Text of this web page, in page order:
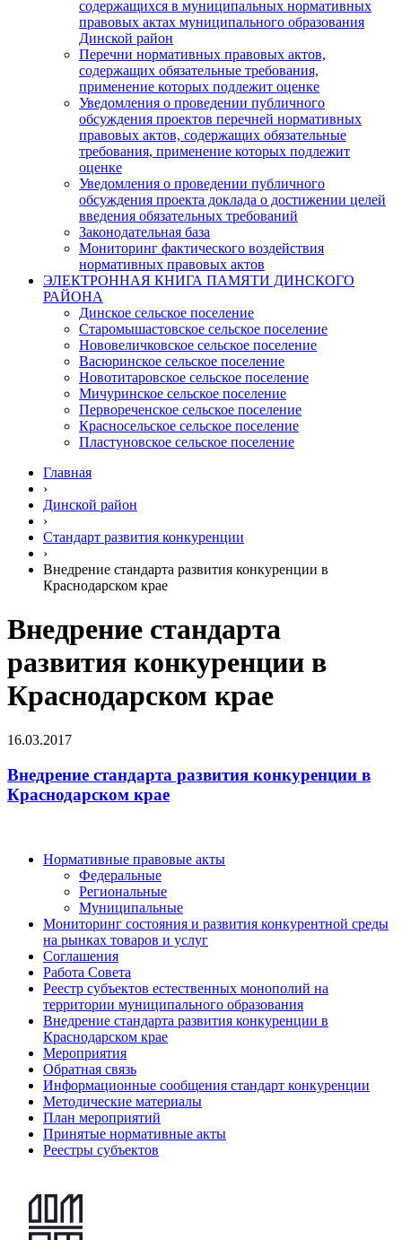
содержащихся в муниципальных нормативных
правовых актах муниципального образования
Динской район
Перечни нормативных правовых актов,
содержащих обязательные требования,
применение которых подлежит оценке
Уведомления о проведении публичного
обсуждения проектов перечней нормативных
правовых актов, содержащих обязательные
требования, применение которых подлежит
оценке
Уведомления о проведении публичного
обсуждения проекта доклада о достижении целей
введения обязательных требований
Законодательная база
Мониторинг фактического воздействия
нормативных правовых актов
ЭЛЕКТРОННАЯ КНИГА ПАМЯТИ ДИНСКОГО
РАЙОНА
Динское сельское поселение
Старомышастовское сельское поселение
Нововеличковское сельское поселение
Васюринское сельское поселение
Новотитаровское сельское поселение
Мичуринское сельское поселение
Первореченское сельское поселение
Красносельское сельское поселение
Пластуновское сельское поселение
Главная
›
Динской район
›
Стандарт развития конкуренции
›
Внедрение стандарта развития конкуренции в
Краснодарском крае
Внедрение стандарта
развития конкуренции в
Краснодарском крае
16.03.2017
Внедрение стандарта развития конкуренции в
Краснодарском крае
Нормативные правовые акты
Федеральные
Региональные
Муниципальные
Мониторинг состояния и развития конкурентной среды
на рынках товаров и услуг
Соглашения
Работа Совета
Реестр субъектов естественных монополий на
территории муниципального образования
Внедрение стандарта развития конкуренции в
Краснодарском крае
Мероприятия
Обратная связь
Информационные сообщения стандарт конкуренции
Методические материалы
План мероприятий
Принятые нормативные акты
Реестры субъектов